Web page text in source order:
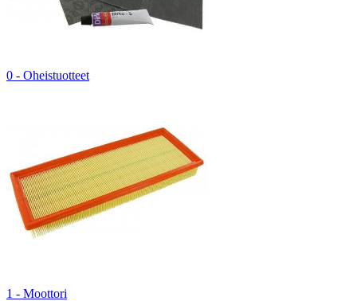
0 - Oheistuotteet
1 - Moottori